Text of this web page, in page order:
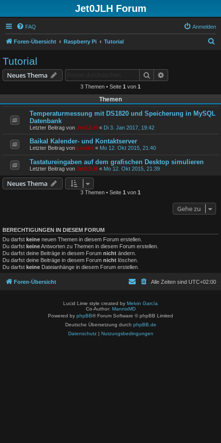
Jet0JLH Forum
FAQ Anmelden
Foren-Übersicht Raspberry Pi Tutorial
Tutorial
Neues Thema Suche
3 Themen • Seite 1 von 1
Themen
Temperaturmessung mit DS1820 und Speicherung in MySQL
Datenbank
Letzter Beitrag von Jet0JLH « Di 3. Jan 2017, 19:42
Baikal Kalender- und Kontaktserver
Letzter Beitrag von Levikn « Mo 12. Okt 2015, 21:40
Tastatureingaben auf dem grafischen Desktop simulieren
Letzter Beitrag von Jet0JLH « Mo 12. Okt 2015, 21:39
Neues Thema
3 Themen • Seite 1 von 1
Gehe zu
BERECHTIGUNGEN IN DIESEM FORUM
Du darfst keine neuen Themen in diesem Forum erstellen.
Du darfst keineAntworten zu Themen in diesem Forum erstellen.
Du darfst deine Beiträge in diesem Forum nicht ändern.
Du darfst deine Beiträge in diesem Forum nicht löschen.
Du darfst keine Dateianhänge in diesem Forum erstellen.
Foren-Übersicht Alle Zeiten sind UTC+02:00
Lucid Lime style created by Melvin García
Co-Author: MannixMD
Powered by phpBB® Forum Software © phpBB Limited
Deutsche Übersetzung durch phpBB.de
Datenschutz| Nutzungsbedingungen